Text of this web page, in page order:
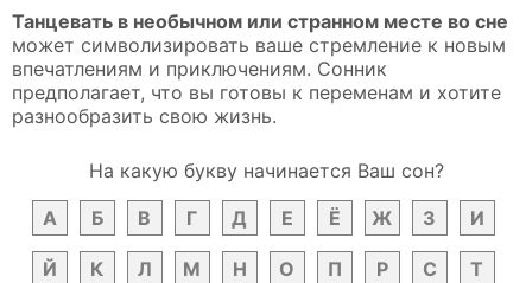
Танцевать в необычном или странном месте во сне
может символизировать ваше стремление к новым
впечатлениям и приключениям. Сонник
предполагает, что вы готовы к переменам и хотите
разнообразить свою жизнь.
На какую букву начинается Ваш сон?
А
Б В Г Д Е Ё Ж З И
Й К Л М Н О П Р С Т